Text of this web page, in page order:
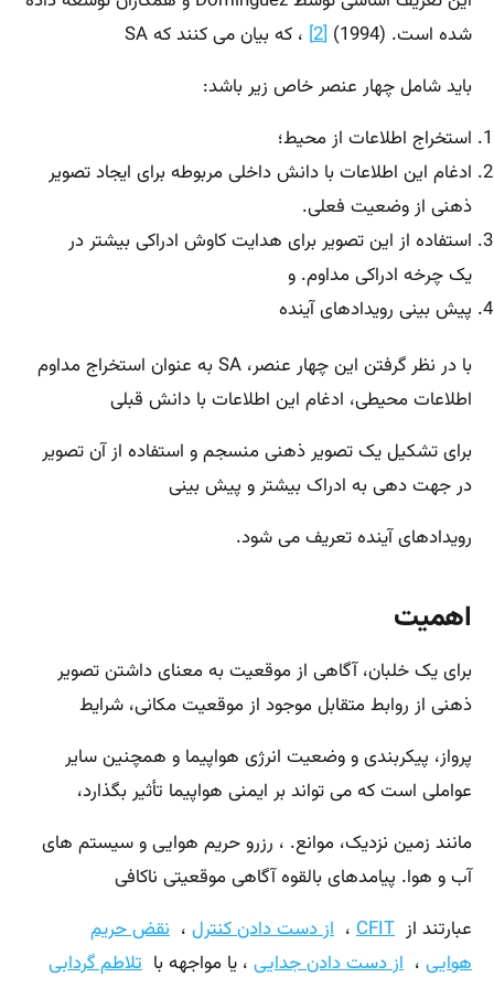
شده است. (1994)
[2]
، که بیان می کنند که SA
باید شامل چهار عنصر خاص زیر باشد:
استخراج اطلاعات از محیط؛
ادغام این اطلاعات با دانش داخلی مربوطه برای ایجاد تصویر
ذهنی از وضعیت فعلی.
استفاده از این تصویر برای هدایت کاوش ادراکی بیشتر در
یک چرخه ادراکی مداوم. و
پیش بینی رویدادهای آینده
با در نظر گرفتن این چهار عنصر، SA به عنوان استخراج مداوم
اطلاعات محیطی، ادغام این اطلاعات با دانش قبلی
برای تشکیل یک تصویر ذهنی منسجم و استفاده از آن تصویر
در جهت دهی به ادراک بیشتر و پیش بینی
رویدادهای آینده تعریف می شود.
اهمیت
برای یک خلبان، آگاهی از موقعیت به معنای داشتن تصویر
ذهنی از روابط متقابل موجود از موقعیت مکانی، شرایط
پرواز، پیکربندی و وضعیت انرژی هواپیما و همچنین سایر
عواملی است که می تواند بر ایمنی هواپیما تأثیر بگذارد،
مانند زمین نزدیک، موانع. ، رزرو حریم هوایی و سیستم های
آب و هوا. پیامدهای بالقوه آگاهی موقعیتی ناکافی
عبارتند از CFIT ، از دست دادن کنترل ، نقض حریم
هوایی ، از دست دادن جدایی ، یا مواجهه با تلاطم گردابی